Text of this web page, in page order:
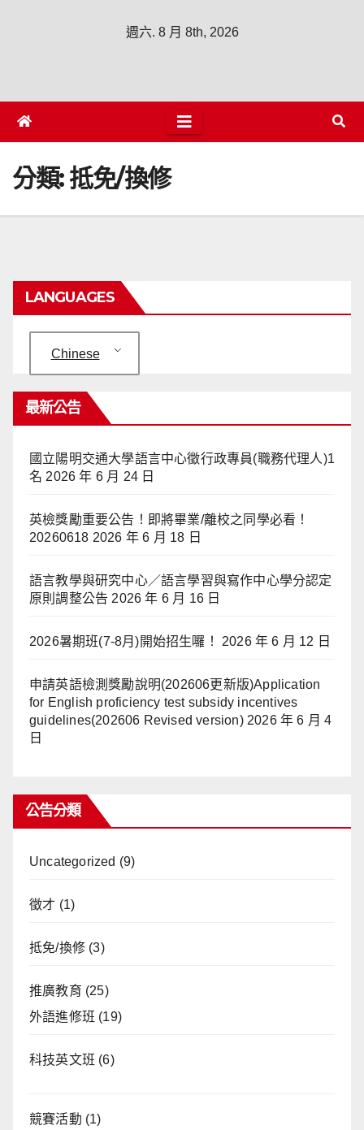
週六. 8 月 8th, 2026
分類:抵免/換修
LANGUAGES
Chinese
最新公告
國立陽明交通大學語言中心徵行政專員(職務代理人)1
名 2026 年 6 月 24 日
英檢獎勵重要公告！即將畢業/離校之同學必看！
20260618 2026 年 6 月 18 日
語言教學與研究中心／語言學習與寫作中心學分認定
原則調整公告 2026 年 6 月 16 日
2026暑期班(7-8月)開始招生囉！ 2026 年 6 月 12 日
申請英語檢測獎勵說明(202606更新版)Application
for English proficiency test subsidy incentives
guidelines(202606 Revised version) 2026 年 6 月 4
日
公告分類
Uncategorized (9)
徵才 (1)
抵免/換修 (3)
推廣教育 (25)
外語進修班 (19)
科技英文班 (6)
競賽活動 (1)